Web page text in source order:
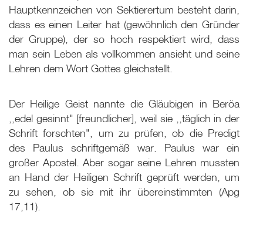
Hauptkennzeichen von Sektierertum besteht darin,
dass es einen Leiter hat (gewöhnlich den Gründer
der Gruppe), der so hoch respektiert wird, dass
man sein Leben als vollkommen ansieht und seine
Lehren dem Wort Gottes gleichstellt.
Der Heilige Geist nannte die Gläubigen in Beröa
,,edel gesinnt" [freundlicher], weil sie ,,täglich in der
Schrift forschten", um zu prüfen, ob die Predigt
des Paulus schriftgemäß war. Paulus war ein
großer Apostel. Aber sogar seine Lehren mussten
an Hand der Heiligen Schrift geprüft werden, um
zu sehen, ob sie mit ihr übereinstimmten (Apg
17,11).